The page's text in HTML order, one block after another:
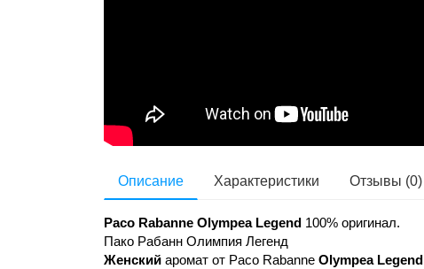
Описание Характеристики Отзывы (0)
Paco Rabanne Olympea Legend 100% оригинал.
Пако Рабанн Олимпия Легенд
Женский аромат от Paco Rabanne Olympea Legend